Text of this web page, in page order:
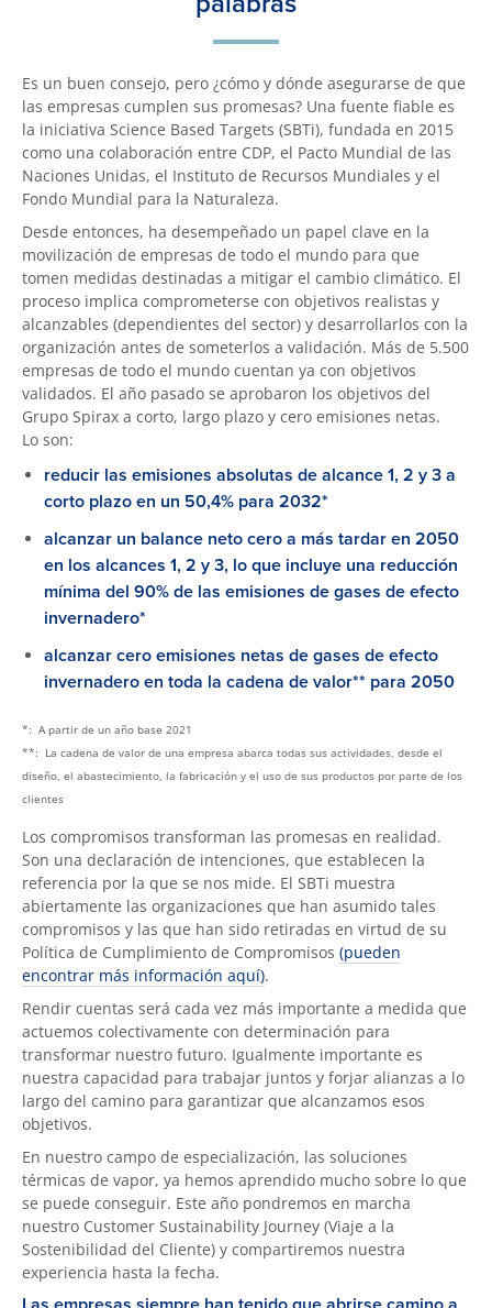
Es un buen consejo, pero ¿cómo y dónde asegurarse de que
las empresas cumplen sus promesas? Una fuente fiable es
la iniciativa Science Based Targets (SBTi), fundada en 2015
como una colaboración entre CDP, el Pacto Mundial de las
Naciones Unidas, el Instituto de Recursos Mundiales y el
Fondo Mundial para la Naturaleza.
Desde entonces, ha desempeñado un papel clave en la
movilización de empresas de todo el mundo para que
tomen medidas destinadas a mitigar el cambio climático. El
proceso implica comprometerse con objetivos realistas y
alcanzables (dependientes del sector) y desarrollarlos con la
organización antes de someterlos a validación. Más de 5.500
empresas de todo el mundo cuentan ya con objetivos
validados. El año pasado se aprobaron los objetivos del
Grupo Spirax a corto, largo plazo y cero emisiones netas.
Lo son:
reducir las emisiones absolutas de alcance 1, 2 y 3 a
corto plazo en un 50,4% para 2032*
alcanzar un balance neto cero a más tardar en 2050
en los alcances 1, 2 y 3, lo que incluye una reducción
mínima del 90% de las emisiones de gases de efecto
invernadero*
alcanzar cero emisiones netas de gases de efecto
invernadero en toda la cadena de valor** para 2050
*: A partir de un año base 2021
**: La cadena de valor de una empresa abarca todas sus actividades, desde el
diseño, el abastecimiento, la fabricación y el uso de sus productos por parte de los
clientes
Los compromisos transforman las promesas en realidad.
Son una declaración de intenciones, que establecen la
referencia por la que se nos mide. El SBTi muestra
abiertamente las organizaciones que han asumido tales
compromisos y las que han sido retiradas en virtud de su
Política de Cumplimiento de Compromisos (pueden
encontrar más información aquí).
Rendir cuentas será cada vez más importante a medida que
actuemos colectivamente con determinación para
transformar nuestro futuro. Igualmente importante es
nuestra capacidad para trabajar juntos y forjar alianzas a lo
largo del camino para garantizar que alcanzamos esos
objetivos.
En nuestro campo de especialización, las soluciones
térmicas de vapor, ya hemos aprendido mucho sobre lo que
se puede conseguir. Este año pondremos en marcha
nuestro Customer Sustainability Journey (Viaje a la
Sostenibilidad del Cliente) y compartiremos nuestra
experiencia hasta la fecha.